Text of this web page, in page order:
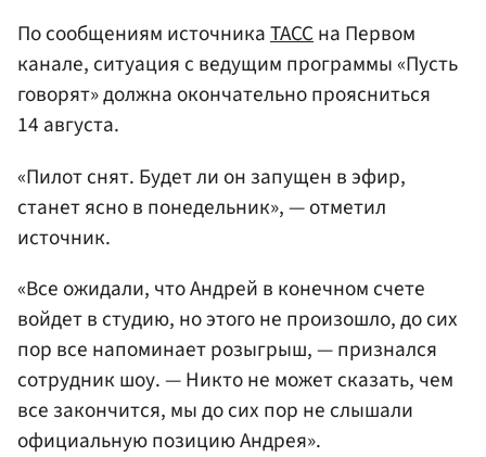
По сообщениям источникаТАССна Первом
канале, ситуация с ведущим программы «Пусть
говорят» должна окончательно проясниться
14 августа.
«Пилот снят. Будет ли он запущен в эфир,
станет ясно в понедельник», — отметил
источник.
«Все ожидали, что Андрей в конечном счете
войдет в студию, но этого не произошло, до сих
пор все напоминает розыгрыш, — признался
сотрудник шоу. — Никто не может сказать, чем
все закончится, мы до сих пор не слышали
официальную позицию Андрея».